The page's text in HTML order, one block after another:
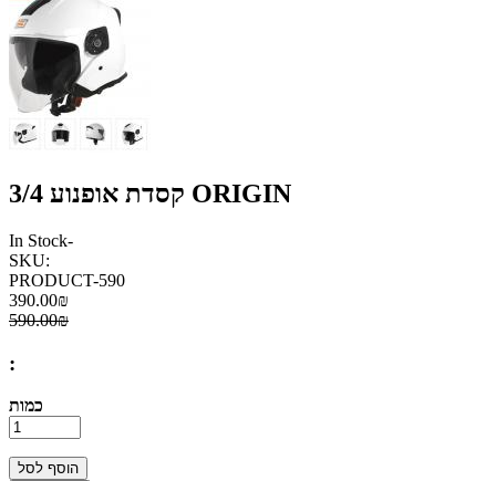
קסדת אופנוע 3/4 ORIGIN
In Stock-
SKU:
PRODUCT-590
390.00₪
590.00₪
:
כמות